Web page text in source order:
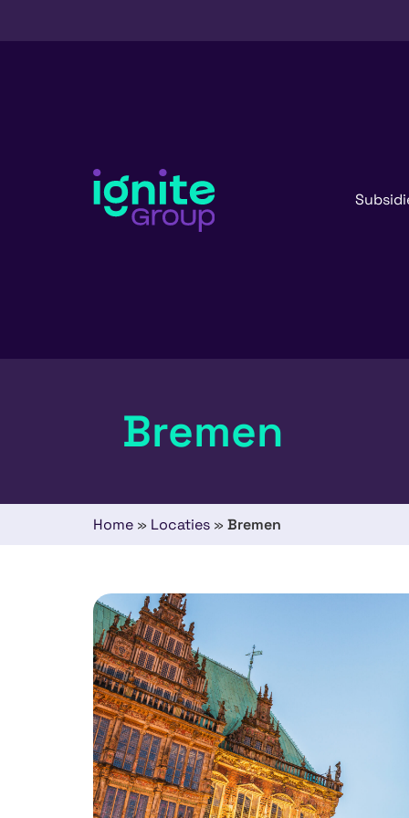
Bremen
Home » Locaties » Bremen